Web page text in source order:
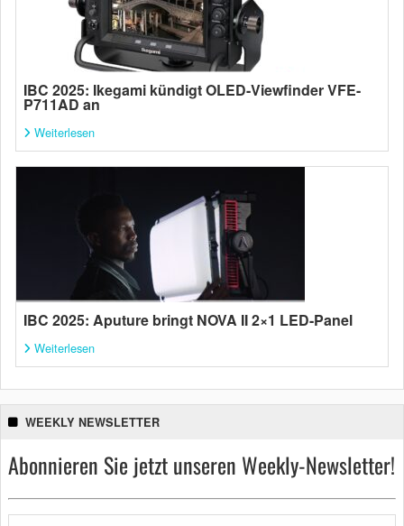
IBC 2025: Ikegami kündigt OLED-Viewfinder VFE-
P711AD an
Weiterlesen
IBC 2025: Aputure bringt NOVA II 2×1 LED-Panel
Weiterlesen
WEEKLY NEWSLETTER
Abonnieren Sie jetzt unseren Weekly-Newsletter!